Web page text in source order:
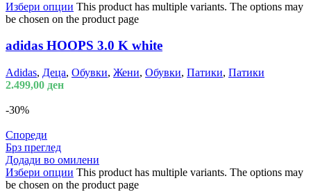
Избери опции This product has multiple variants. The options may
be chosen on the product page
adidas HOOPS 3.0 K white
Adidas, Деца, Обувки, Жени, Обувки, Патики, Патики
2.499,00 ден
-30%
Спореди
Брз преглед
Додади во омилени
Избери опции This product has multiple variants. The options may
be chosen on the product page